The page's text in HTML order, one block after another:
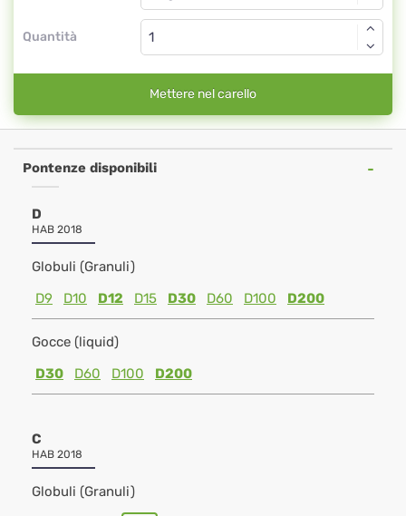
Quantità
Mettere nel carello
Pontenze disponibili
D
HAB 2018
Globuli (Granuli)
D9
D10 D12 D15 D30 D60 D100 D200
Gocce (liquid)
D30
D60 D100 D200
C
HAB 2018
Globuli (Granuli)